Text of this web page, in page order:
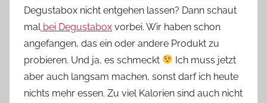
Degustabox nicht entgehen lassen? Dann schaut
mal bei Degustabox vorbei. Wir haben schon
angefangen, das ein oder andere Produkt zu
probieren. Und ja, es schmeckt
Ich muss jetzt
aber auch langsam machen, sonst darf ich heute
nichts mehr essen. Zu viel Kalorien sind auch nicht